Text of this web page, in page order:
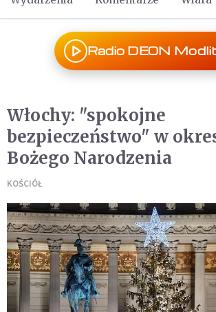
Radio DEON
Włochy: "spokojne
bezpieczeństwo" w
Bożego Narodzenia
KOŚCIÓŁ